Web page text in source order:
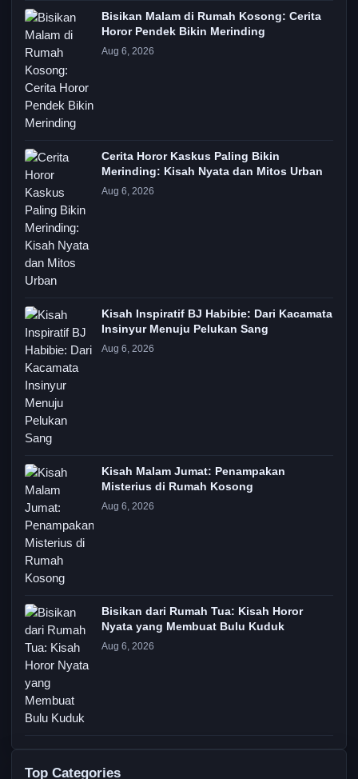
Bisikan Malam di Rumah Kosong: Cerita
Horor Pendek Bikin Merinding
Aug 6, 2026
Cerita Horor Kaskus Paling Bikin
Merinding: Kisah Nyata dan Mitos Urban
Aug 6, 2026
Kisah Inspiratif BJ Habibie: Dari Kacamata
Insinyur Menuju Pelukan Sang
Aug 6, 2026
Kisah Malam Jumat: Penampakan
Misterius di Rumah Kosong
Aug 6, 2026
Bisikan dari Rumah Tua: Kisah Horor
Nyata yang Membuat Bulu Kuduk
Aug 6, 2026
Top Categories